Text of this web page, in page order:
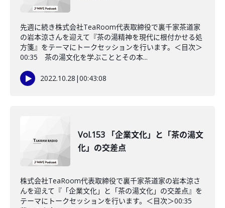
先週に続き株式会社TeaRoom代表取締役で裏千家茶道家
の岩本涼さんを迎えて『茶の湯精神を現代に根付かせる処
方箋』をテーマにトークセッションを行います。＜目次＞
00:35 茶の湯文化を学ぶこととその本...
2022.10.28 |00:43:08
Vol.153 「企業文化」と「茶の湯文
化」の交差点
株式会社TeaRoom代表取締役で裏千家茶道家の岩本涼さ
んを迎えて『「企業文化」と「茶の湯文化」の交差点』を
テーマにトークセッションを行います。＜目次＞00:35